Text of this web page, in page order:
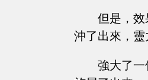
但是，
沖了出來，
強大了